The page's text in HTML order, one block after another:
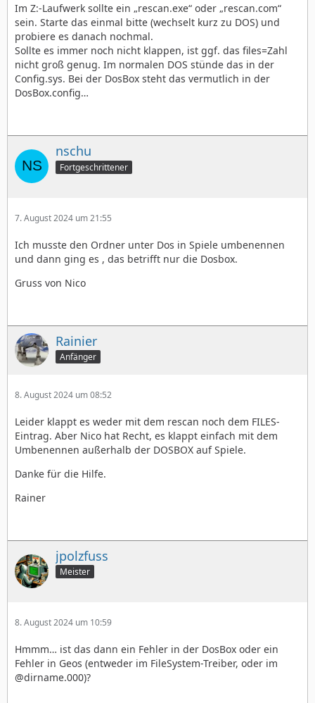
Im Z:-Laufwerk sollte ein „rescan.exe“ oder „rescan.com“
sein. Starte das einmal bitte (wechselt kurz zu DOS) und
probiere es danach nochmal.
Sollte es immer noch nicht klappen, ist ggf. das files=Zahl
nicht groß genug. Im normalen DOS stünde das in der
Config.sys. Bei der DosBox steht das vermutlich in der
DosBox.config…
nschu
Fortgeschrittener
7. August 2024 um 21:55
Ich musste den Ordner unter Dos in Spiele umbenennen
und dann ging es , das betrifft nur die Dosbox.
Gruss von Nico
Rainier
Anfänger
8. August 2024 um 08:52
Leider klappt es weder mit dem rescan noch dem FILES-
Eintrag. Aber Nico hat Recht, es klappt einfach mit dem
Umbenennen außerhalb der DOSBOX auf Spiele.
Danke für die Hilfe.
Rainer
jpolzfuss
Meister
8. August 2024 um 10:59
Hmmm… ist das dann ein Fehler in der DosBox oder ein
Fehler in Geos (entweder im FileSystem-Treiber, oder im
@dirname.000)?